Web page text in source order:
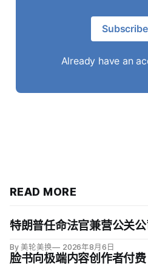
Already have an
READ MORE
特朗普任命法官兼营公关公
By 美轮美换 2026年8月6日
脸书向极端内容创作者付费